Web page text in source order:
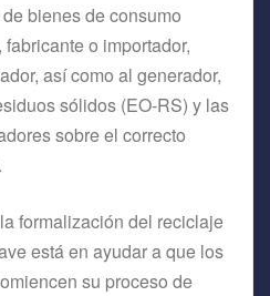
bienes de consumo
o importador,
así como al generador,
sólidos (EO-RS) y las
sobre el correcto
formalización del reciclaje
está en ayudar a que los
su proceso de